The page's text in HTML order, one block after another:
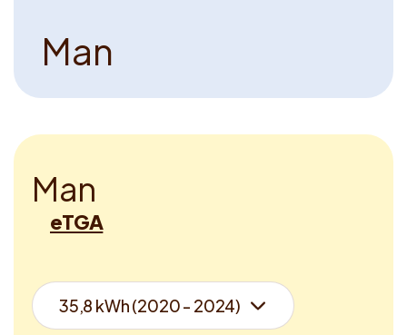
Dutch
Man
Man
eTGA